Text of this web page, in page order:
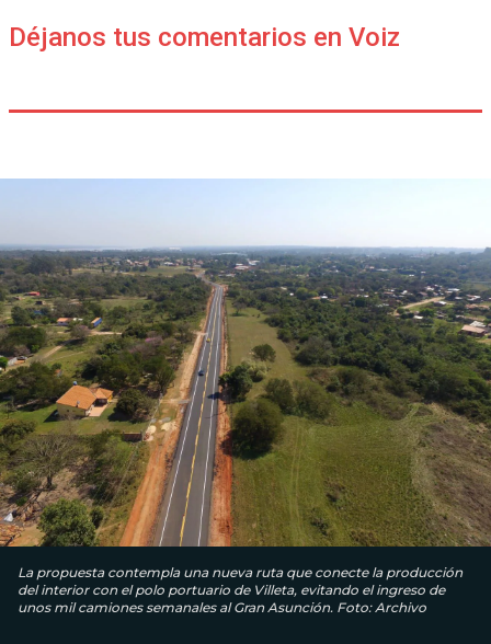
Déjanos tus comentarios en Voiz
La propuesta contempla una nueva ruta que conecte la producción
del interior con el polo portuario de Villeta, evitando el ingreso de
unos mil camiones semanales al Gran Asunción. Foto: Archivo